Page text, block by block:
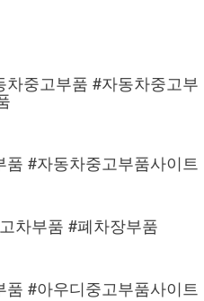
중고부품 #자동차중고부
#자동차중고부품사이트
차부품 #폐차장부품
#아우디중고부품사이트